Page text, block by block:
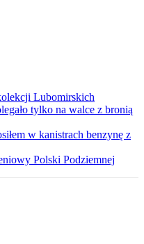
Lubomirskich
tylko na walce z bronią
w kanistrach benzynę z
Polski Podziemnej